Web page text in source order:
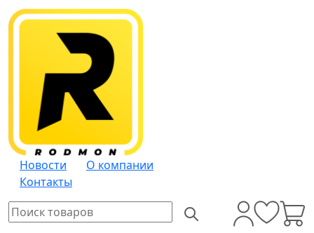
Новости
О компании
Контакты